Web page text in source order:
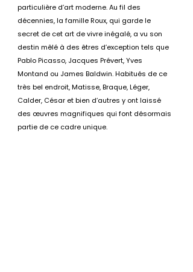
particulière d’art moderne. Au fil des
décennies, la famille Roux, qui garde le
secret de cet art de vivre inégalé, a vu son
destin mêlé à des êtres d’exception tels que
Pablo Picasso, Jacques Prévert, Yves
Montand ou James Baldwin. Habitués de ce
très bel endroit, Matisse, Braque, Léger,
Calder, César et bien d’autres y ont laissé
des œuvres magnifiques qui font désormais
partie de ce cadre unique.